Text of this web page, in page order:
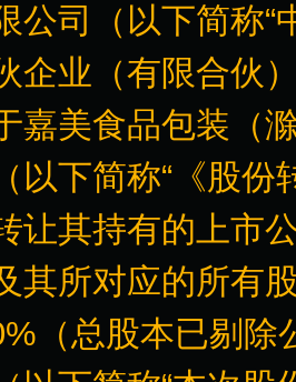
公司（以下简称“
企业（有限合伙
嘉美食品包装（
以下简称“《股份
让其持有的上市
其所对应的所有
（总股本已剔除